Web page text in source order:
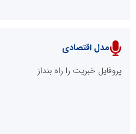
پایگاه خبری نهضت ملی مسکن
مدل اقتصادی
پروفایل خبریت را راه بنداز